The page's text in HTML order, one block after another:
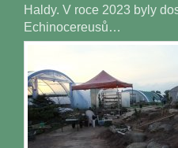
Haldy. V roce 2023 byly
Echinocereusů…